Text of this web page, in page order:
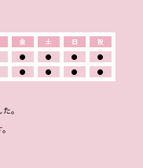
金 土 日
祝
● ● ●
●
● ● ● ●
。